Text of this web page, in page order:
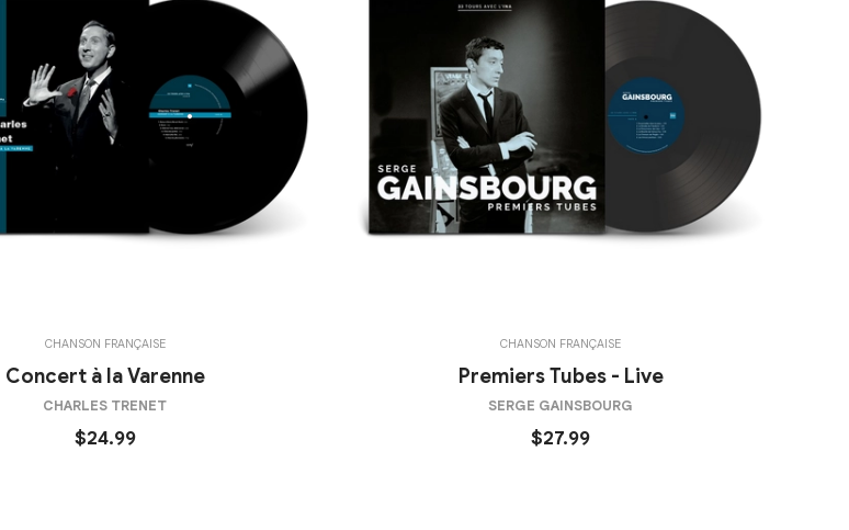
CHANSON FRANÇAISE
Concert à la Varenne
CHARLES TRENET
$24.99
CHANSON FRANÇAISE
Premiers Tubes - Live
SERGE GAINSBOURG
$27.99